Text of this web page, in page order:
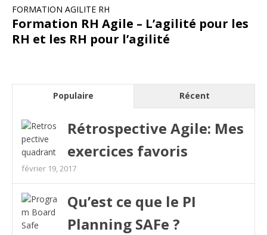
FORMATION AGILITE RH
Formation RH Agile – L’agilité pour les
RH et les RH pour l’agilité
Populaire Récent
Rétrospective Agile: Mes
exercices favoris
février 19, 2017
Qu’est ce que le PI
Planning SAFe ?